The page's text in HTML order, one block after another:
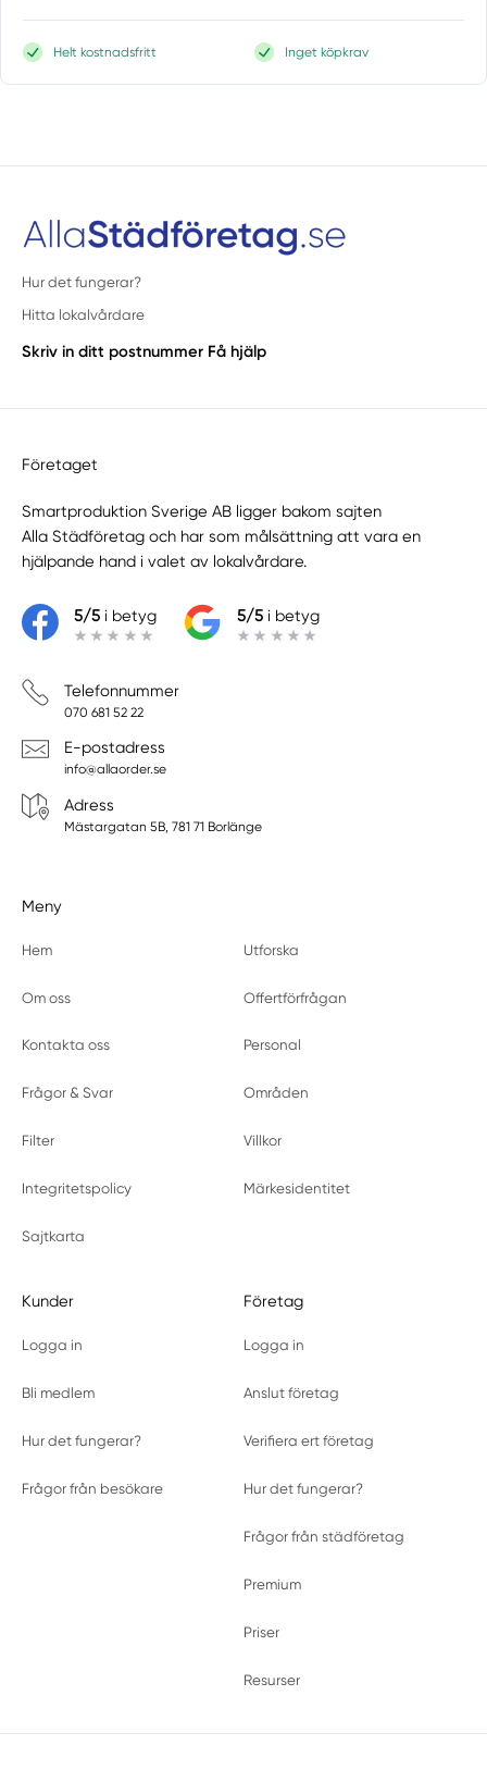
Helt kostnadsfritt Inget köpkrav
Hur det fungerar?
Hitta lokalvårdare
Skriv in ditt postnummer Få hjälp
Företaget
Smartproduktion Sverige AB ligger bakom sajten
Alla Städföretag och har som målsättning att vara en
hjälpande hand i valet av lokalvårdare.
5/5i betyg 5/5i betyg
Telefonnummer
070 681 52 22
E-postadress
info@allaorder.se
Adress
Mästargatan 5B, 781 71 Borlänge
Meny
Hem Utforska
Om oss Offertförfrågan
Kontakta oss Personal
Frågor & Svar Områden
Filter Villkor
Integritetspolicy Märkesidentitet
Sajtkarta
Kunder
Logga in
Bli medlem
Hur det fungerar?
Frågor från besökare
Företag
Logga in
Anslut företag
Verifiera ert företag
Hur det fungerar?
Frågor från städföretag
Premium
Priser
Resurser